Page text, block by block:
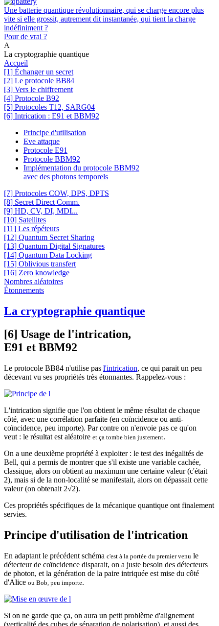
Une batterie quantique révolutionnaire, qui se charge encore plus
vite si elle grossit, autrement dit instantanée, qui tient la charge
indéfiniment ?
Pour de vrai ?
A
La cryptographie quantique
Accueil
[1] Échanger un secret
[2] Le protocole BB84
[3] Vers le chiffrement
[4] Protocole B92
[5] Protocoles T12, SARG04
[6] Intrication : E91 et BBM92
Principe d'utilisation
Eve attaque
Protocole E91
Protocole BBM92
Implémentation du protocole BBM92
avec des photons temporels
[7] Protocoles COW, DPS, DPTS
[8] Secret Direct Comm.
[9] HD, CV, DI, MDI...
[10] Satellites
[11] Les répéteurs
[12] Quantum Secret Sharing
[13] Quantum Digital Signatures
[14] Quantum Data Locking
[15] Oblivious transfert
[16] Zero knowledge
Nombres aléatoires
Étonnements
La cryptographie quantique
[6] Usage de l'intrication,
E91 et BBM92
Le protocole BB84 n'utilise pas l'intrication, ce qui parait un peu
décevant vu ses propriétés très étonnantes. Rappelez-vous :
L'intrication signifie que l'on obtient le même résultat de chaque
côté, avec une corrélation parfaite (en coïncidence ou anti-
coïncidence, peu importe). Par contre on n'envoie pas ce qu'on
veut : le résultat est aléatoire et ça tombe bien justement.
On a une deuxième propriété à exploiter : le test des inégalités de
Bell, qui a permis de montrer que s'il existe une variable cachée,
classique, alors on obtient au maximum une certaine valeur (c'était
2), mais si de la non-localité se manifestait, alors on dépassait cette
valeur (on obtenait 2√2).
Ces propriétés spécifiques de la mécanique quantique ont finalement
servies.
Principe d'utilisation de l'intrication
En adaptant le précédent schéma c'est à la portée du premier venu le
détecteur de coïncidence disparait, on a juste besoin des détecteurs
de photon, et la génération de la paire intriquée est mise du côté
d'Alice ou Bob, peu importe.
Si on ne garde que ça, on aura un petit problème d'alignement
(verticalité des cubes de séparation de polarisation), et aussi des